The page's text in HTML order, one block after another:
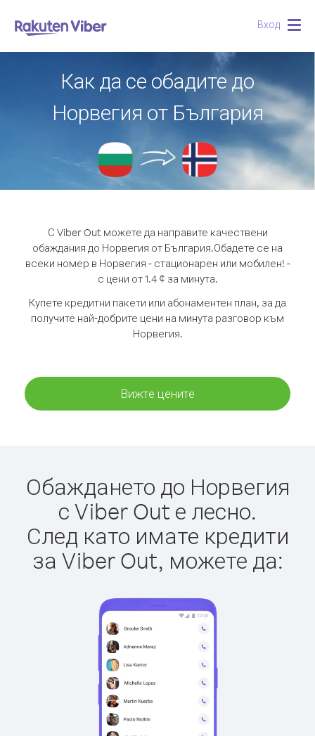
Вход
Как да се обадите до
Норвегия от България
С Viber Out можете да направите качествени
обаждания до Норвегия от България.Обадете се на
всеки номер в Норвегия - стационарен или мобилен! -
с цени от 1.4 ¢ за минута.
Купете кредитни пакети или абонаментен план, за да
получите най-добрите цени на минута разговор към
Норвегия.
Вижте цените
Обаждането до Норвегия
с Viber Out е лесно.
След като имате кредити
за Viber Out, можете да: